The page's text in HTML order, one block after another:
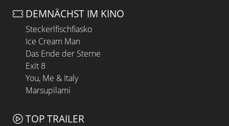
DEMNÄCHST IM KINO
Steckerlfischfiasko
Ice Cream Man
Das Ende der Sterne
Exit 8
You, Me & Italy
Marsupilami
TOP TRAILER